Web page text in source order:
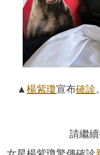
▲ 楊紫瓊宣布確診
請繼